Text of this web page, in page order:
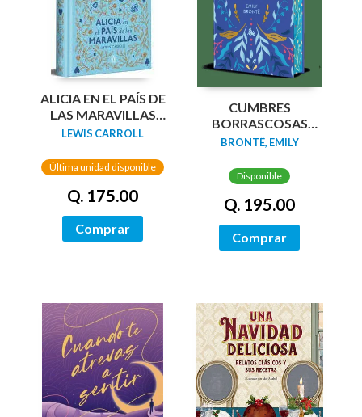
ALICIA EN EL PAÍS DE
LAS MARAVILLAS
(EDICIÓN LIMITADA
PINTADOS)
LEWIS CARROLL
Última unidad disponible
Q. 175.00
Comprar
CUMBRES
BORRASCOSAS
(EDICION LIMITADA
TINTADOS)
BRONTË, EMILY
Disponible
Q. 195.00
Comprar